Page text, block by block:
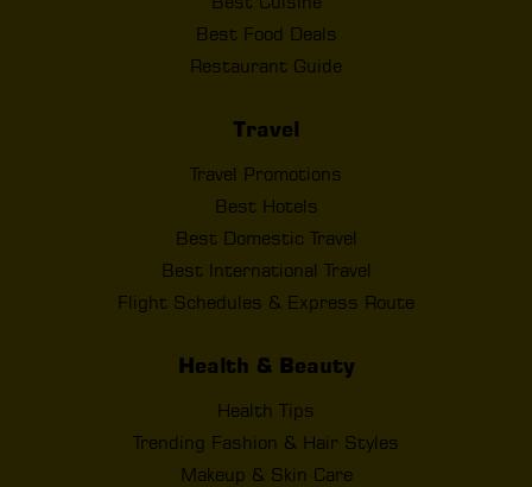
Best Food Deals
Restaurant Guide
Travel
Travel Promotions
Best Hotels
Best Domestic Travel
Best International Travel
Flight Schedules & Express Route
Health & Beauty
Health Tips
Trending Fashion & Hair Styles
Makeup & Skin Care